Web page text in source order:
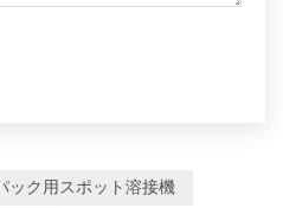
ック用スポット溶接機